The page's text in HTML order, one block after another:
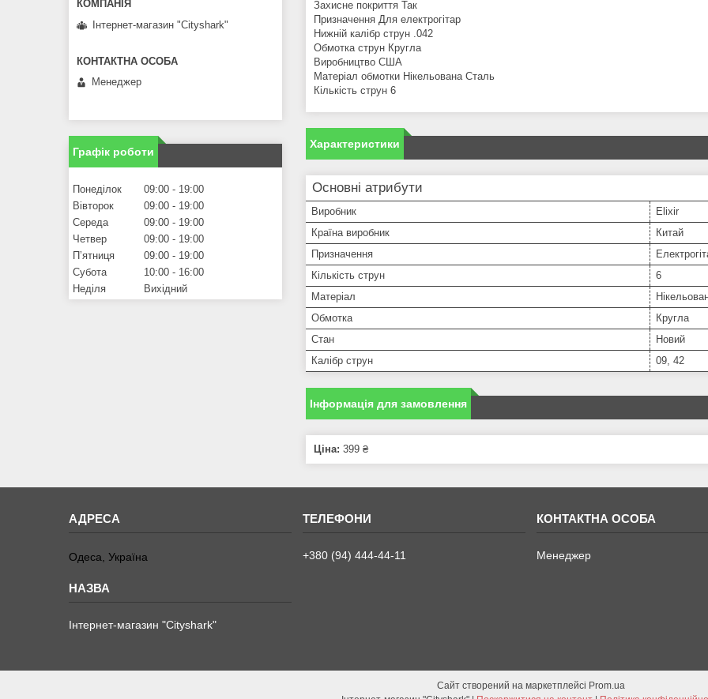
Захисне покриття Так
Призначення Для електрогітар
Нижній калібр струн .042
Обмотка струн Кругла
Виробництво США
Матеріал обмотки Нікельована Сталь
Кількість струн 6
Характеристики
Основні атрибути
Виробник
Elixir
Країна виробник
Китай
Призначення
Кількість струн
6
Матеріал
Обмотка
Кругла
Стан
Новий
Калібр струн
09, 42
Інформація для замовлення
Ціна: 399 ₴
Інтернет-магазин "Сityshark"
Менеджер
Графік роботи
Понеділок 09:00
19:00
Вівторок
09:00
19:00
Середа
09:00
19:00
Четвер
09:00
19:00
Пʼятниця
09:00
19:00
Субота
10:00
16:00
Неділя
Вихідний
Одеса, Україна
Інтернет-магазин "Сityshark"
+380 (94) 444-44-11 Менеджер
Сайт створений на маркетплейсі Prom.ua